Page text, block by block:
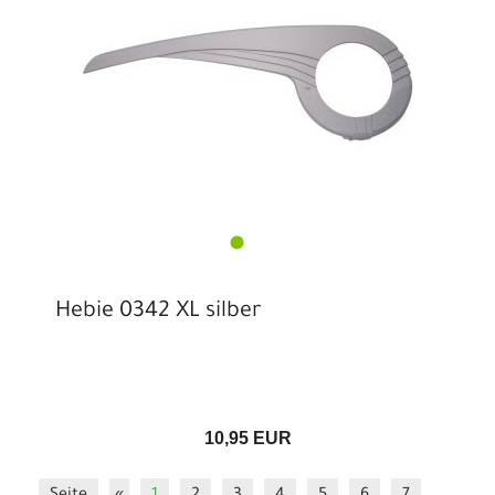
Hebie 0342 XL silber
10,95 EUR